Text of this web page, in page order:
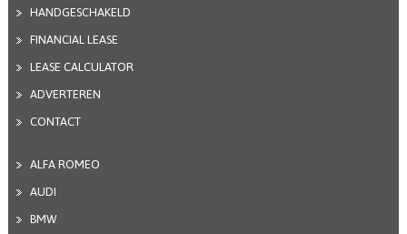
HANDGESCHAKELD
FINANCIAL LEASE
LEASE CALCULATOR
ADVERTEREN
CONTACT
ALFA ROMEO
AUDI
BMW